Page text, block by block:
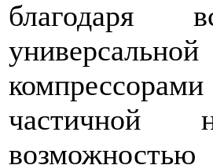
благодаря
частичной